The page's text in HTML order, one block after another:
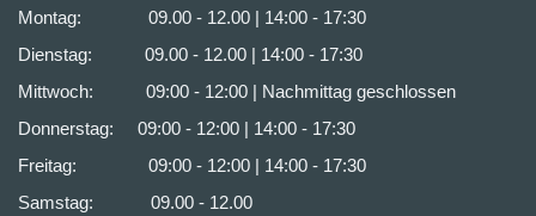
Montag: 09.00 - 12.00 | 14:00 - 17:30
Dienstag: 09.00 - 12.00 | 14:00 - 17:30
Mittwoch: 09:00 - 12:00 | Nachmittag geschlossen
Donnerstag: 09:00 - 12:00 | 14:00 - 17:30
Freitag: 09:00 - 12:00 | 14:00 - 17:30
Samstag: 09.00 - 12.00